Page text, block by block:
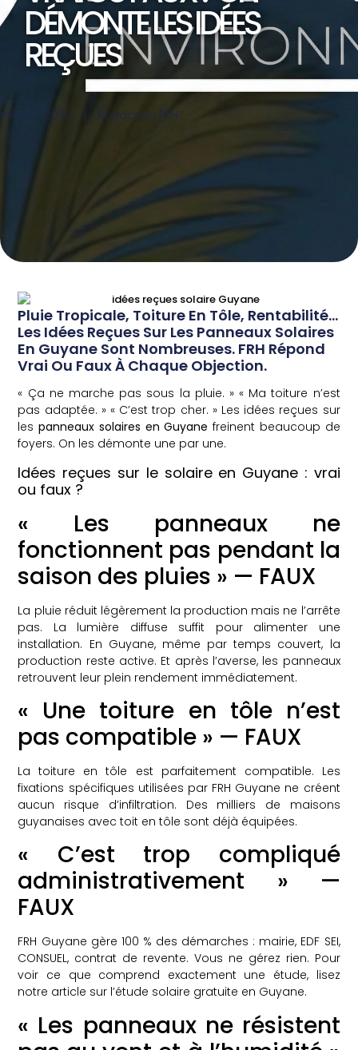
DÉMONTE LES IDÉES
REÇUES
mars 2, 2026 Rédaction FRH
Pluie Tropicale, Toiture En Tôle, Rentabilité...
Les Idées Reçues Sur Les Panneaux Solaires
En Guyane Sont Nombreuses. FRH Répond
Vrai Ou Faux À Chaque Objection.
« Ça ne marche pas sous la pluie. » « Ma toiture n’est
pas adaptée. » « C’est trop cher. » Les idées reçues sur
lespanneaux solaires en Guyane freinent beaucoup de
foyers. On les démonte une par une.
Idées reçues sur le solaire en Guyane : vrai
ou faux ?
« Les panneaux ne
fonctionnent pas pendant la
saison des pluies » — FAUX
La pluie réduit légèrement la production mais ne l’arrête
pas. La lumière diffuse suffit pour alimenter une
installation. En Guyane, même par temps couvert, la
production reste active. Et après l’averse, les panneaux
retrouvent leur plein rendement immédiatement.
« Une toiture en tôle n’est
pas compatible » — FAUX
La toiture en tôle est parfaitement compatible. Les
fixations spécifiques utilisées par FRH Guyane ne créent
aucun risque d’infiltration. Des milliers de maisons
guyanaises avec toit en tôle sont déjà équipées.
« C’est trop compliqué
administrativement » —
FAUX
FRH Guyane gère 100 % des démarches : mairie, EDF SEI,
CONSUEL, contrat de revente. Vous ne gérez rien. Pour
voir ce que comprend exactement une étude, lisez
notre article sur l’étude solaire gratuite en Guyane.
« Les panneaux ne résistent